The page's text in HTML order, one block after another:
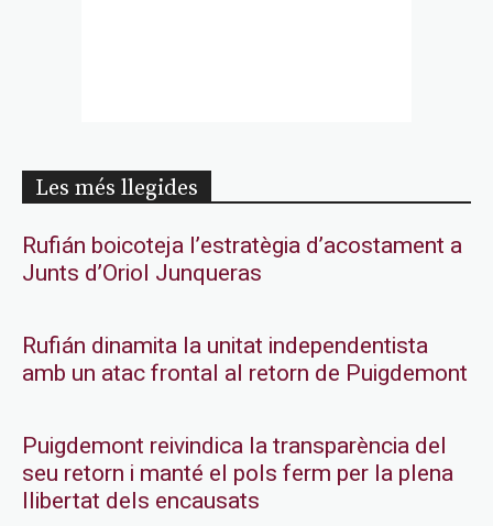
Les més llegides
Rufián boicoteja l’estratègia d’acostament a
Junts d’Oriol Junqueras
Rufián dinamita la unitat independentista
amb un atac frontal al retorn de Puigdemont
Puigdemont reivindica la transparència del
seu retorn i manté el pols ferm per la plena
llibertat dels encausats